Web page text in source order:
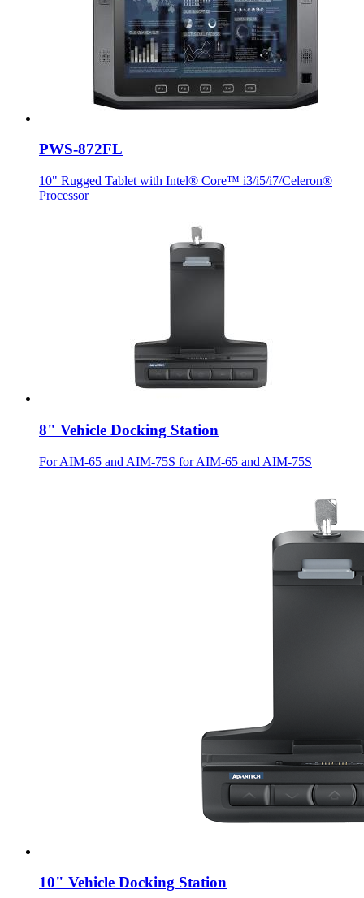
PWS-872FL
10" Rugged Tablet with Intel® Core™ i3/i5/i7/Celeron®
Processor
8" Vehicle Docking Station
For AIM-65 and AIM-75S for AIM-65 and AIM-75S
10" Vehicle Docking Station